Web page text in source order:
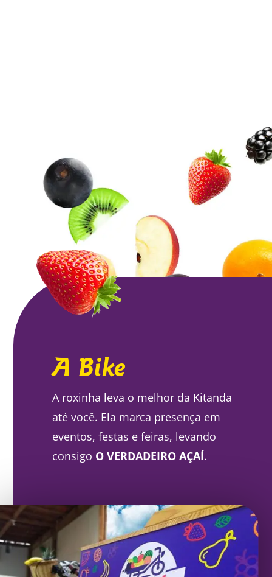
A Bike
A roxinha leva o melhor da Kitanda
até você. Ela marca presença em
eventos, festas e feiras, levando
consigo O VERDADEIRO AÇAÍ.